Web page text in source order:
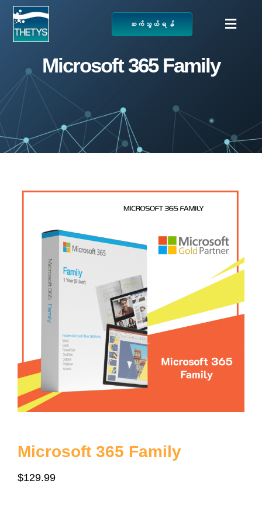
Skip
ဆက်သွယ်ရန်
ပင်မစာမျက်နှာ
ဝန်ဆောင်မှုများ
ကျွန်ုပ်တို့ပရောဂျက်များ
ကျွန်ုပ်တို့အကြောင်း
စျေးနှုန်းစုံစမ်းရန်
Myanmar
Microsoft 365 Family
Microsoft 365 Family
$129.99